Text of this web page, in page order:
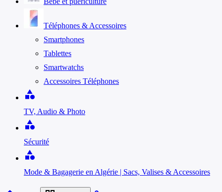
Téléphones & Accessoires
Smartphones
Tablettes
Smartwatchs
Accessoires Téléphones
category
TV, Audio & Photo
category
Sécurité
category
Mode & Bagagerie en Algérie | Sacs, Valises & Accessoires